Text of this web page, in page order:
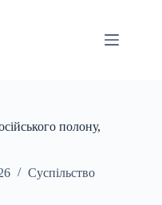
полону,
Суспільство